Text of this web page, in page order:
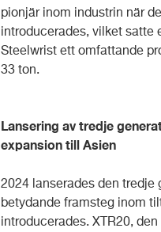
pionjär inom industrin när
introducerades, vilket satte
Steelwrist ett omfattande
33 ton.
Lansering av tredje
expansion till Asien
2024 lanserades den
betydande framsteg inom
introducerades. XTR20,